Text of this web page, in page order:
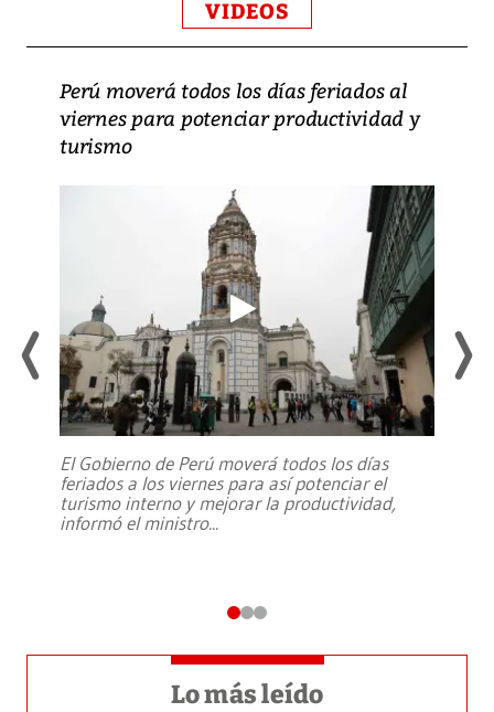
VIDEOS
Perú moverá todos los días feriados al
viernes para potenciar productividad y
turismo
El Gobierno de Perú moverá todos los días
feriados a los viernes para así potenciar el
turismo interno y mejorar la productividad,
informó el ministro...
Lo más leído